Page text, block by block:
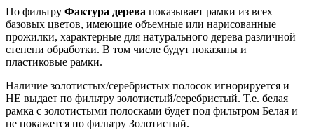
По фильтру Фактура дерева показывает рамки из всех
базовых цветов, имеющие объемные или нарисованные
прожилки, характерные для натурального дерева различной
степени обработки. В том числе будут показаны и
пластиковые рамки.
Наличие золотистых/серебристых полосок игнорируется и
НЕ выдает по фильтру золотистый/серебристый. Т.е. белая
рамка с золотистыми полосками будет под фильтром Белая и
не покажется по фильтру Золотистый.